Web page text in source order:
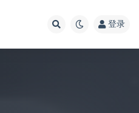
登录